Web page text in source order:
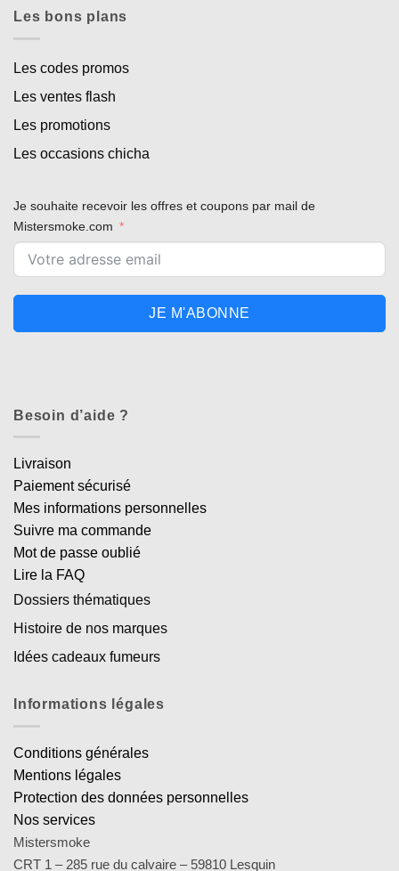
Les bons plans
Les codes promos
Les ventes flash
Les promotions
Les occasions chicha
Je souhaite recevoir les offres et coupons par mail de
Mistersmoke.com
JE M'ABONNE
Besoin d’aide ?
Livraison
Paiement sécurisé
Mes informations personnelles
Suivre ma commande
Mot de passe oublié
Lire la FAQ
Dossiers thématiques
Histoire de nos marques
Idées cadeaux fumeurs
Informations légales
Conditions générales
Mentions légales
Protection des données personnelles
Nos services
Mistersmoke
CRT 1 – 285 rue du calvaire – 59810 Lesquin